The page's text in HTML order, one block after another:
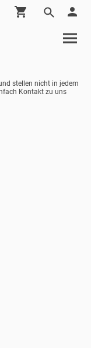
stellen nicht in jedem
Kontakt zu uns